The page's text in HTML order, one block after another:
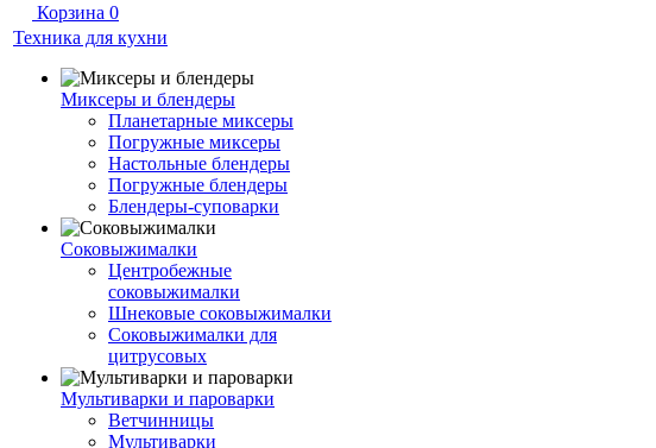
Корзина 0
Техника для кухни
Миксеры и блендеры
Планетарные миксеры
Погружные миксеры
Настольные блендеры
Погружные блендеры
Блендеры-суповарки
Соковыжималки
Центробежные
соковыжималки
Шнековые соковыжималки
Соковыжималки для
цитрусовых
Мультиварки и пароварки
Ветчинницы
Мультиварки